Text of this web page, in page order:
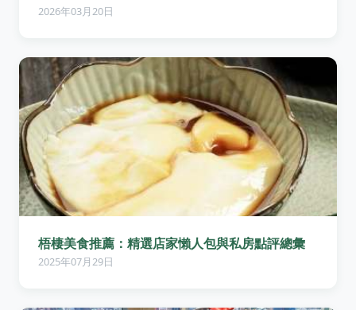
2026年03月20日
梧棲美食推薦：精選店家懶人包與私房點評總彙
2025年07月29日